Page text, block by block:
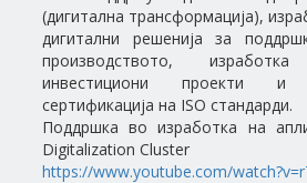
(дигитална трансформација),
дигитални решенија за
производството,
инвестициони проекти
сертификација на ISO стандарди.
Поддршка во изработка на
Digitalization Cluster
https://www.youtube.com/